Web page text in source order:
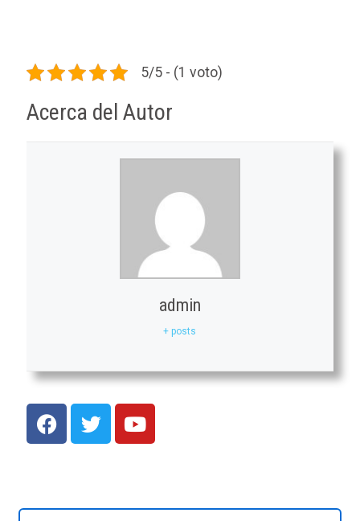
5/5 - (1 voto)
Acerca del Autor
admin
+ posts